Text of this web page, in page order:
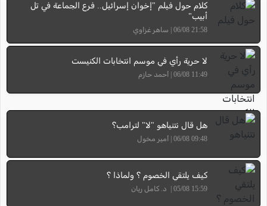
كلام حول فيلم "إخوان إسرائيل.. فرع الجماعة في تل
أبيب"
21:58 06/08 | ساهر غزاوي
لا حرية رأي في موسم انتخابات الكنيست
11:49 06/08 | أحمد حازم
هل قال نتنياهو "لا" لترامب؟
09:48 06/08 | أمير مخول
كيف يلتقي الخصوم ؟ ولماذا ؟
15:59 05/08 | د. كامل ريان